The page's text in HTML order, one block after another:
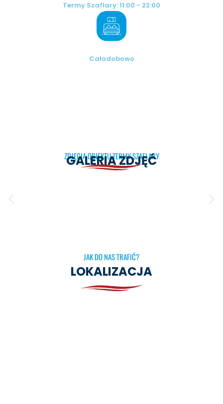
Termy Szaflary: 11:00 - 22:00
Całodobowo
ZDJĘCIA OBIEKTU TERMY SZAFLARY
GALERIA ZDJĘĆ
JAK DO NAS TRAFIĆ?
LOKALIZACJA